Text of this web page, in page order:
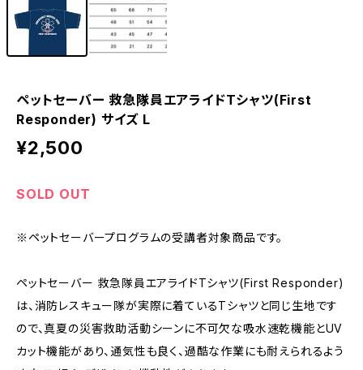
ペットセーバー 救急隊員エアライドTシャツ(First
Responder) サイズ L
¥2,500
SOLD OUT
※ペットセーバープログラムの受講者対象商品です。
ペットセーバー 救急隊員エアライドTシャツ(First Responder)
は、消防レスキュー隊が実際に着ているTシャツと同じ生地です
ので、真夏の災害救助活動シーンに不可欠な吸水速乾機能とUV
カット機能があり、通気性も良く、過酷な作業にも耐えられるよう